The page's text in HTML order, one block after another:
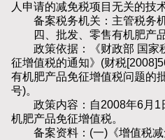
人申请的减免税项目无关的技
备案税务机关：主管税务机
四、批发、零售有机肥产
政策依据：《财政部 国家
征增值税的通知》(财税
有机肥产品免征增值税问题的
号)。
政策内容：自2008年6月1
机肥产品免征增值税。
备案资料：(一)《增值税减